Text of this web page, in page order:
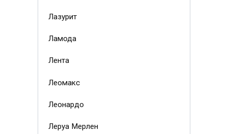
Лазурит
Ламода
Лента
Леомакс
Леонардо
Леруа Мерлен